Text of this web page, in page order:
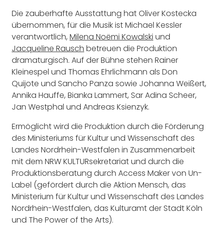
Die zauberhafte Ausstattung hat Oliver Kostecka
übernommen, für die Musik ist Michael Kessler
verantwortlich, Milena Noëmi Kowalski und
Jacqueline Rausch betreuen die Produktion
dramaturgisch. Auf der Bühne stehen Rainer
Kleinespel und Thomas Ehrlichmann als Don
Quijote und Sancho Panza sowie Johanna Weißert,
Annika Hauffe, Bianka Lammert, Sar Adina Scheer,
Jan Westphal und Andreas Ksienzyk.
Ermöglicht wird die Produktion durch die Förderung
des Ministeriums für Kultur und Wissenschaft des
Landes Nordrhein-Westfalen in Zusammenarbeit
mit dem NRW KULTURsekretariat und durch die
Produktionsberatung durch Access Maker von Un-
Label (gefördert durch die Aktion Mensch, das
Ministerium für Kultur und Wissenschaft des Landes
Nordrhein-Westfalen, das Kulturamt der Stadt Köln
und The Power of the Arts).